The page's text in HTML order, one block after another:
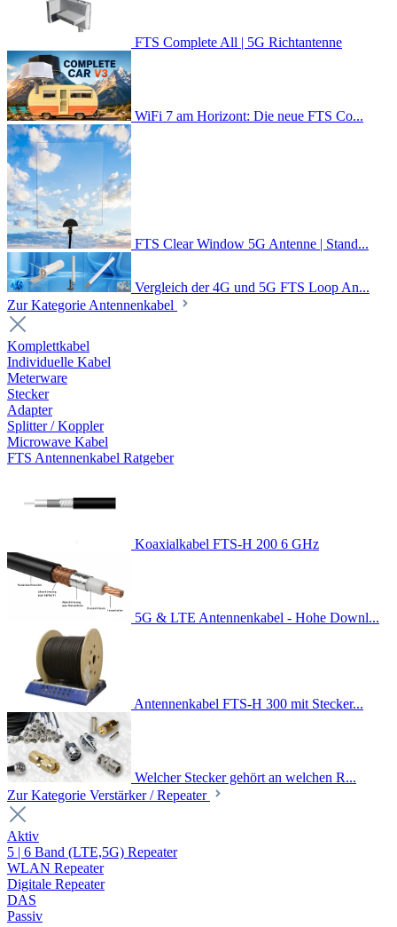
FTS Complete All | 5G Richtantenne
WiFi 7 am Horizont: Die neue FTS Co...
FTS Clear Window 5G Antenne | Stand...
Vergleich der 4G und 5G FTS Loop An...
Zur Kategorie Antennenkabel
Komplettkabel
Individuelle Kabel
Meterware
Stecker
Adapter
Splitter / Koppler
Microwave Kabel
FTS Antennenkabel Ratgeber
Koaxialkabel FTS-H 200 6 GHz
5G & LTE Antennenkabel - Hohe Downl...
Antennenkabel FTS-H 300 mit Stecker...
Welcher Stecker gehört an welchen R...
Zur Kategorie Verstärker / Repeater
Aktiv
5 | 6 Band (LTE,5G) Repeater
WLAN Repeater
Digitale Repeater
DAS
Passiv